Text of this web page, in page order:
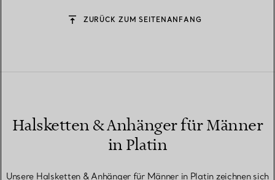
ZURÜCK ZUM SEITENANFANG
Halsketten & Anhänger für Männer
in Platin
Unsere Halsketten & Anhänger für Männer in Platin zeichnen sich